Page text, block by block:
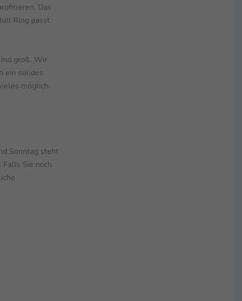
Das
Ring passt
groß. Wir
ein solides
möglich.
Sonntag steht
Sie noch